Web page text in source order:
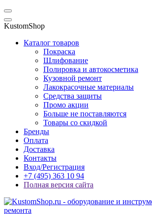
KustomShop
Каталог товаров
Покраска
Шлифование
Полировка и автокосметика
Кузовной ремонт
Лакокрасочные материалы
Средства защиты
Промо акции
Больше не поставляются
Товары со скидкой
Бренды
Оплата
Доставка
Контакты
Вход/Регистрация
+7 (495) 363 10 94
Полная версия сайта